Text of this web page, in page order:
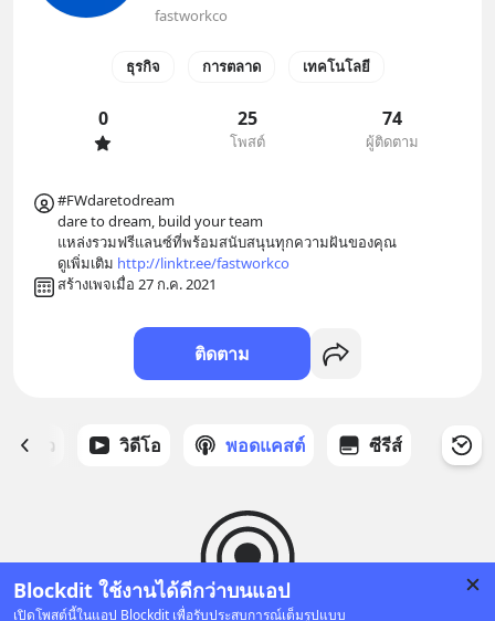
Blockdit ใช้งานได้ดีกว่าบนแอป
เปิดโพสต์นี้ในแอป Blockdit เพื่อรับประสบการณ์เต็มรูปแบบ
fastworkco
ธุรกิจ การตลาด เทคโนโลยี
0 25
โพสต์
74
ผู้ติดตาม
#FWdaretodream
dare to dream, build your team
แหล่งรวมฟรีแลนซ์ที่พร้อมสนับสนุนทุกความฝันของคุณ
ดูเพิ่มเติม http://linktr.ee/fastworkco
สร้างเพจเมื่อ 27 ก.ค. 2021
ติดตาม
ด้ดาว วิดีโอ พอดแคสต์ ซีรีส์